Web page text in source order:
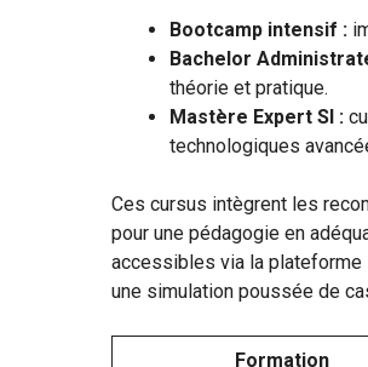
Bootcamp intensif :
Bachelor
théorie et pratique.
Mastère Expert SI :
technologiques
Ces cursus intègrent les
pour une pédagogie en
accessibles via la plateforme
une simulation poussée de
Formation